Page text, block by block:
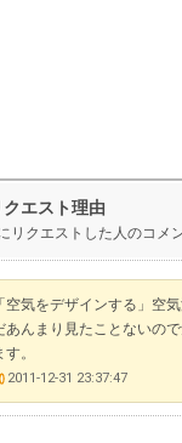
エスト理由
リクエストした人のコメ
「空気をデザインする」空
あんまり見たことないの
す。
2011-12-31 23:37:47